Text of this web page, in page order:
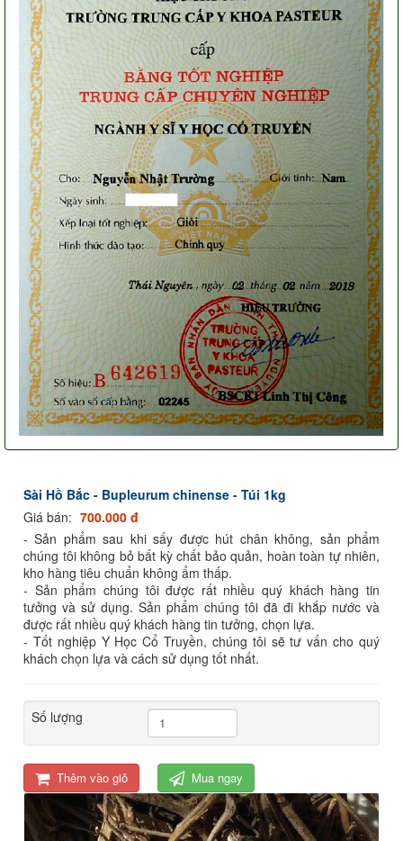
Sài Hồ Bắc - Bupleurum chinense - Túi 1kg
Giá bán: 700.000 đ
- Sản phẩm sau khi sấy được hút chân không, sản phẩm
chúng tôi không bỏ bất kỳ chất bảo quản, hoàn toàn tự nhiên,
kho hàng tiêu chuẩn không ẩm thấp.
- Sản phẩm chúng tôi được rất nhiều quý khách hàng tin
tưởng và sử dụng. Sản phẩm chúng tôi đã đi khắp nước và
được rất nhiều quý khách hàng tin tưởng, chọn lựa.
- Tốt nghiệp Y Học Cổ Truyền, chúng tôi sẽ tư vấn cho quý
khách chọn lựa và cách sử dụng tốt nhất.
Số lượng
Thêm vào giỏ Mua ngay